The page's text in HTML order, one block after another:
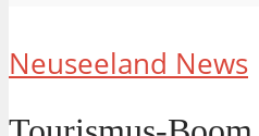
Neuseeland News